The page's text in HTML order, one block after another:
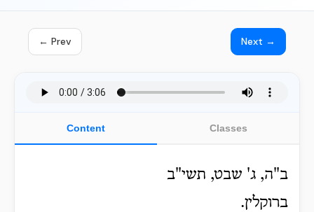
← Prev Next →
Content Classes
ב"ה, ג' שבט, תשי"ב
ברוקלין.